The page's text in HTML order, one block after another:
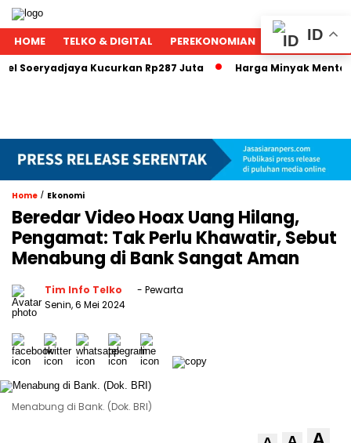
HOME TELKO & DIGITAL PEREKONOMIAN NASIONAL
Kucurkan Rp287 Juta Harga Minyak Mentah
Home / Ekonomi
Beredar Video Hoax Uang Hilang,
Pengamat: Tak Perlu Khawatir, Sebut
Menabung di Bank Sangat Aman
Tim Info Telko
- Pewarta
Senin, 6 Mei 2024
Menabung di Bank. (Dok. BRI)
ID